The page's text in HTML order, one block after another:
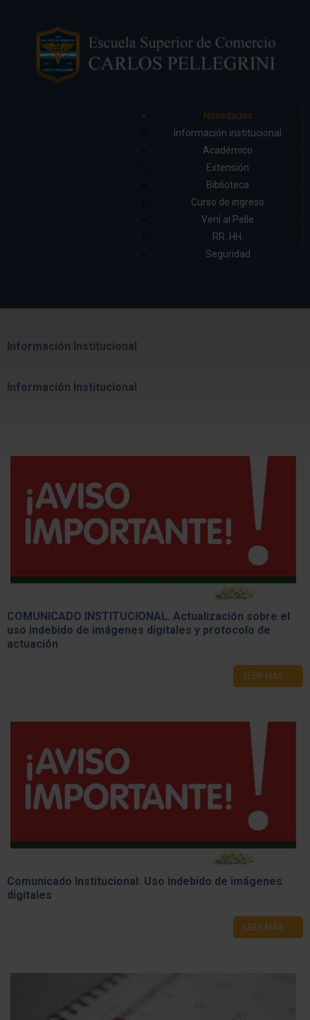
Novedades
Información institucional
Académico
Extensión
Biblioteca
Curso de ingreso
Vení al Pelle
RR. HH.
Seguridad
Información Institucional
Información Institucional
COMUNICADO INSTITUCIONAL. Actualización sobre el
uso indebido de imágenes digitales y protocolo de
actuación
LEER MÁS
Comunicado Institucional. Uso indebido de imágenes
digitales
LEER MÁS